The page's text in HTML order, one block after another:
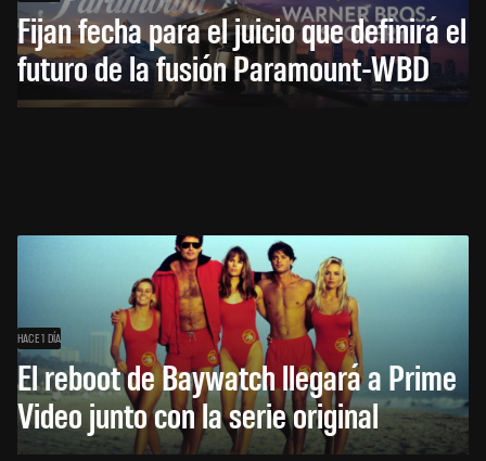
Fijan fecha para el juicio que definirá el
futuro de la fusión Paramount-WBD
HACE 1 DÍA
El reboot de Baywatch llegará a Prime
Video junto con la serie original